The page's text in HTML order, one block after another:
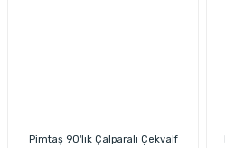
Pimtaş 90'lık Çalparalı Çekvalf